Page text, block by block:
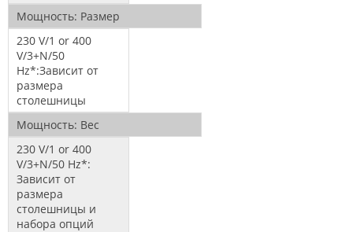
Мощность: Размер
230 V/1 or 400
V/3+N/50
Hz*:Зависит от
размера
столешницы
Мощность: Вес
230 V/1 or 400
V/3+N/50 Hz*:
Зависит от
размера
столешницы и
набора опций